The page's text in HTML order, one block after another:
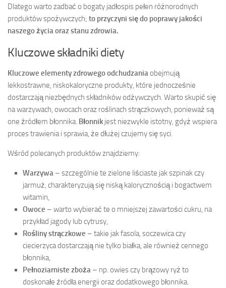
Dlatego warto zadbać o bogaty jadłospis pełen różnorodnych
produktów spożywczych; to przyczyni się do poprawy jakości
naszego życia oraz stanu zdrowia.
Kluczowe składniki diety
Kluczowe elementy zdrowego odchudzaniaobejmują
lekkostrawne, niskokaloryczne produkty, które jednocześnie
dostarczają niezbędnych składników odżywczych. Warto skupić się
na warzywach, owocach oraz roślinach strączkowych, ponieważ są
one źródłem błonnika. Błonnik jest niezwykle istotny, gdyż wspiera
proces trawienia i sprawia, że dłużej czujemy się syci.
Wśród polecanych produktów znajdziemy:
Warzywa – szczególnie te zielone liściaste jak szpinak czy
jarmuż, charakteryzują się niską kalorycznością i bogactwem
witamin,
Owoce – warto wybierać te o mniejszej zawartości cukru, na
przykład jagody lub cytrusy,
Rośliny strączkowe – takie jak fasola, soczewica czy
ciecierzyca dostarczają nie tylko białka, ale również cennego
błonnika,
Pełnoziarniste zboża – np. owies czy brązowy ryż to
doskonałe źródła energii oraz dodatkowego błonnika.